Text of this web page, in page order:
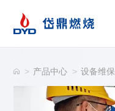
> 产品中心 > 设备维保